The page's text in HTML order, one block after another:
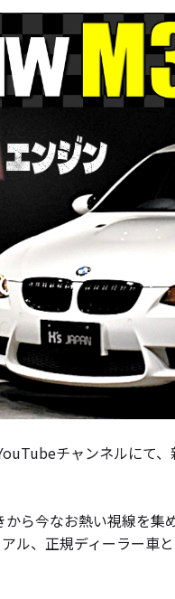
チャンネルにて
ら今なお熱い視線を集
ル、正規ディーラー車